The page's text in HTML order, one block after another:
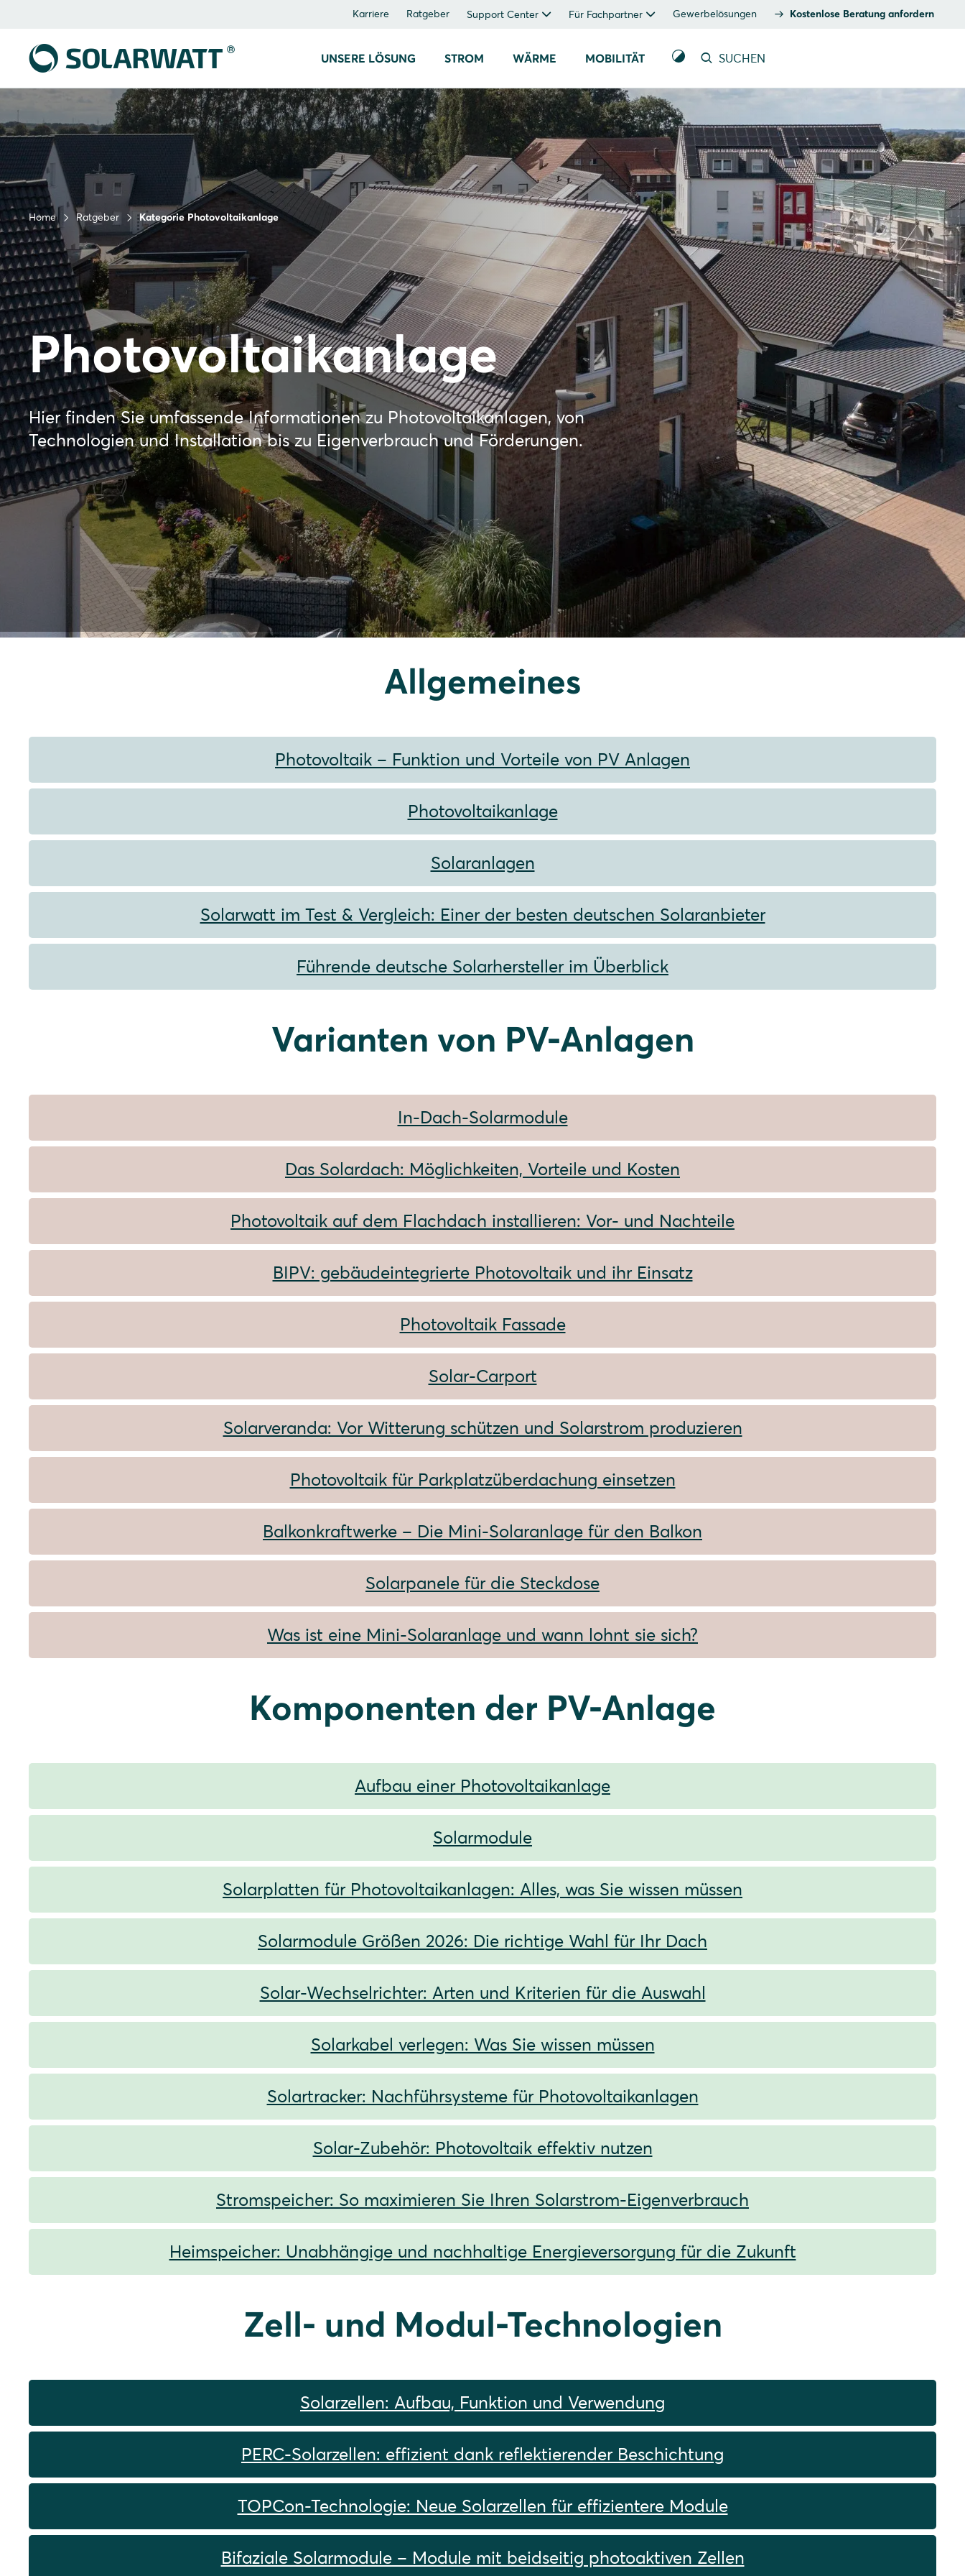
Karriere Ratgeber Support Center Für Fachpartner Gewerbelösungen Kostenlose Beratung anfordern
UNSERE LÖSUNG STROM WÄRME MOBILITÄT SUCHEN
Home Ratgeber Kategorie Photovoltaikanlage
Photovoltaikanlage
Hier finden Sie umfassende Informationen zu Photovoltaikanlagen, von
Technologien und Installation bis zu Eigenverbrauch und Förderungen.
Allgemeines
Photovoltaik – Funktion und Vorteile von PV Anlagen
Photovoltaikanlage
Solaranlagen
Solarwatt im Test & Vergleich: Einer der besten deutschen Solaranbieter
Führende deutsche Solarhersteller im Überblick
Varianten von PV-Anlagen
In-Dach-Solarmodule
Das Solardach: Möglichkeiten, Vorteile und Kosten
Photovoltaik auf dem Flachdach installieren: Vor- und Nachteile
BIPV: gebäudeintegrierte Photovoltaik und ihr Einsatz
Photovoltaik Fassade
Solar-Carport
Solarveranda: Vor Witterung schützen und Solarstrom produzieren
Photovoltaik für Parkplatzüberdachung einsetzen
Balkonkraftwerke – Die Mini-Solaranlage für den Balkon
Solarpanele für die Steckdose
Was ist eine Mini-Solaranlage und wann lohnt sie sich?
Komponenten der PV-Anlage
Aufbau einer Photovoltaikanlage
Solarmodule
Solarplatten für Photovoltaikanlagen: Alles, was Sie wissen müssen
Solarmodule Größen 2026: Die richtige Wahl für Ihr Dach
Solar-Wechselrichter: Arten und Kriterien für die Auswahl
Solarkabel verlegen: Was Sie wissen müssen
Solartracker: Nachführsysteme für Photovoltaikanlagen
Solar-Zubehör: Photovoltaik effektiv nutzen
Stromspeicher: So maximieren Sie Ihren Solarstrom-Eigenverbrauch
Heimspeicher: Unabhängige und nachhaltige Energieversorgung für die Zukunft
Zell- und Modul-Technologien
Solarzellen: Aufbau, Funktion und Verwendung
PERC-Solarzellen: effizient dank reflektierender Beschichtung
TOPCon-Technologie: Neue Solarzellen für effizientere Module
Bifaziale Solarmodule – Module mit beidseitig photoaktiven Zellen